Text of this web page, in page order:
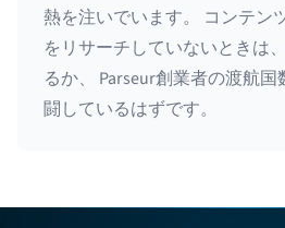
熱を注いでいます。 コンテン
をリサーチしていないときは
るか、 Parseur創業者の渡航
闘しているはずです。